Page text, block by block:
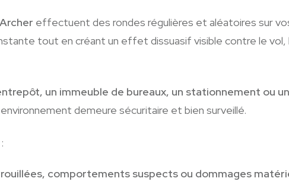
effectuent des rondes régulières et aléatoires sur
tout en créant un effet dissuasif visible contre le vol,
un immeuble de bureaux, un stationnement ou
demeure sécuritaire et bien surveillé.
comportements suspects ou dommages